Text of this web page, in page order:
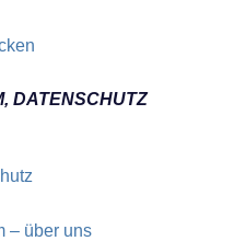
DATENSCHUTZ
– über uns